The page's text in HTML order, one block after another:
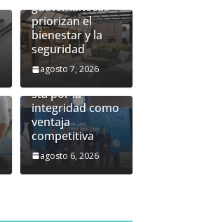
guatemaltecas
priorizan el
bienestar y la
seguridad
agosto 7, 2026
Nueva ley de
prevención de
lavado:
sta por la
integridad como
ventaja
competitiva
agosto 6, 2026